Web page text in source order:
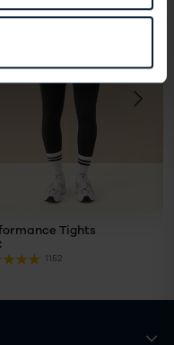
KOKO
Tights
1152